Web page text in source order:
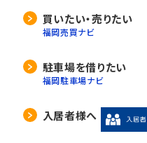
買いたい・売りたい
福岡売買ナビ
駐車場を借りたい
福岡駐車場ナビ
入居者様へ